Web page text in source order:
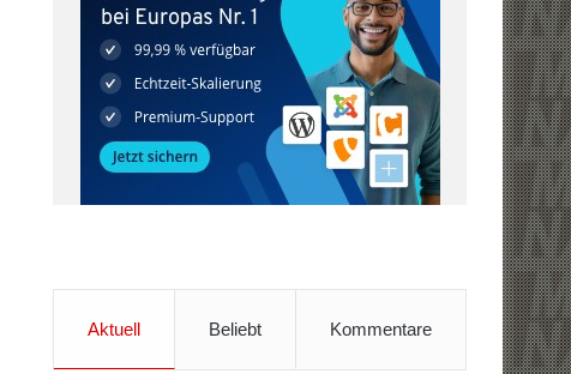
Aktuell Beliebt Kommentare